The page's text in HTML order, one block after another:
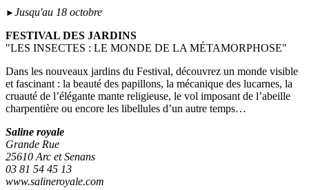
► Jusqu'au 18 octobre
FESTIVAL DES JARDINS
"LES INSECTES : LE MONDE DE LA MÉTAMORPHOSE"
Dans les nouveaux jardins du Festival, découvrez un monde visible
et fascinant : la beauté des papillons, la mécanique des lucarnes, la
cruauté de l’élégante mante religieuse, le vol imposant de l’abeille
charpentière ou encore les libellules d’un autre temps…
Saline royale
Grande Rue
25610 Arc et Senans
03 81 54 45 13
www.salineroyale.com